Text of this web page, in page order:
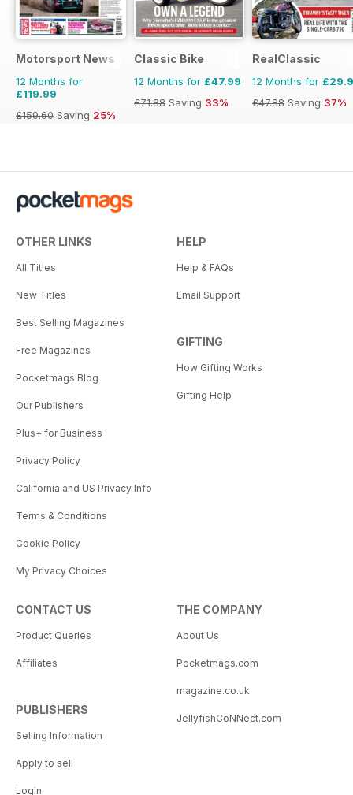
Motorsport News
12 Months for
£119.99
£159.60 Saving 25%
Classic Bike
12 Months for £47.99
£71.88 Saving 33%
RealClassic
12 Months for
£47.88 Saving 37%
OTHER LINKS
All Titles
New Titles
Best Selling Magazines
Free Magazines
Pocketmags Blog
Our Publishers
Plus+ for Business
Privacy Policy
California and US Privacy Info
Terms & Conditions
Cookie Policy
My Privacy Choices
HELP
Help & FAQs
Email Support
GIFTING
How Gifting Works
Gifting Help
CONTACT US
Product Queries
Affiliates
PUBLISHERS
Selling Information
Apply to sell
Login
THE COMPANY
About Us
Pocketmags.com
magazine.co.uk
JellyfishCoNNect.com